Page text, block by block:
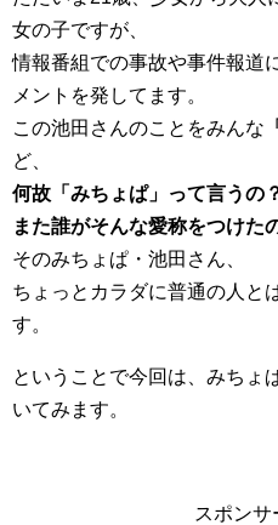
女の子ですが、
情報番組での事故や事件報道
メントを発してます。
この池田さんのことをみんな
ど、
何故「みちょぱ」って言うの
また誰がそんな愛称をつけた
そのみちょぱ・池田さん、
ちょっとカラダに普通の人と
す。
ということで今回は、みちょ
いてみます。
スポンサ